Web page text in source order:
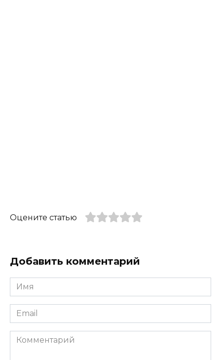
Оцените статью
Добавить комментарий
Имя
*
Email
*
Комментарий